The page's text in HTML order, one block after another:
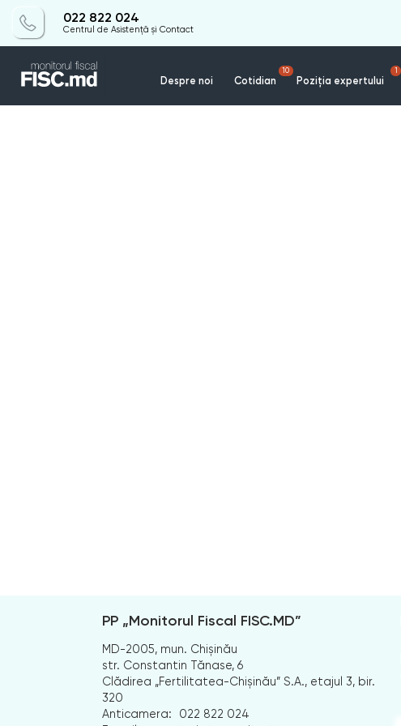
022 822 024
Centrul de Asistență și Contact
Despre noi Cotidian
10
Poziția expertului
1
PP „Monitorul Fiscal FISC.MD”
MD-2005, mun. Chișinău
str. Constantin Tănase, 6
Clădirea „Fertilitatea-Chișinău” S.A., etajul 3, bir.
320
Anticamera:
022 822 024